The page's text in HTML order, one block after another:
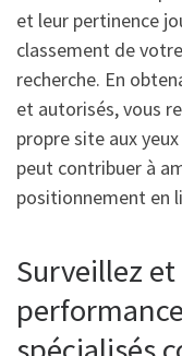
et leur pertinence
classement de
recherche. En
et autorisés, vous
propre site aux
peut contribuer à
positionnement en
Surveillez